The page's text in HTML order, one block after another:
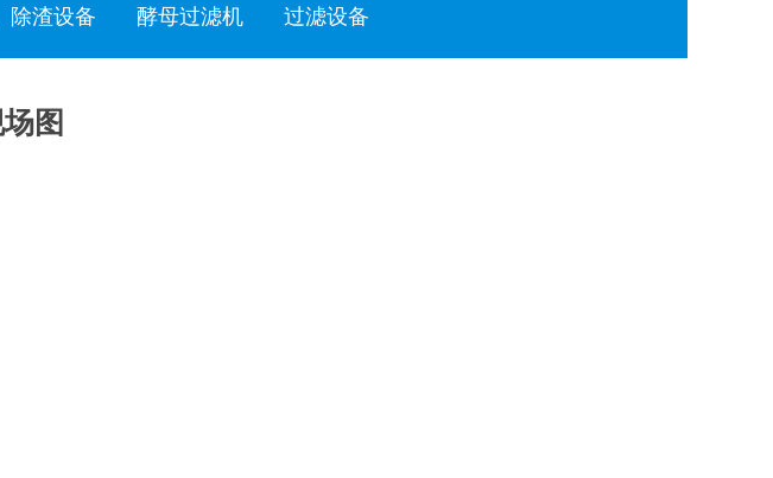
除渣设备 酵母过滤机 过滤设备
图